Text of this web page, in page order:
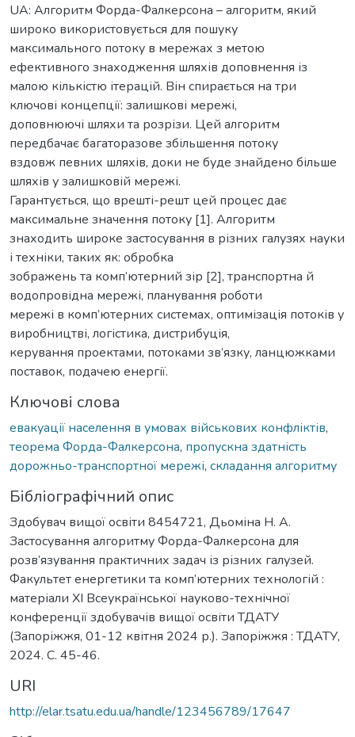
UA: Алгоритм Форда-Фалкерсона – алгоритм, який
широко використовується для пошуку
максимального потоку в мережах з метою
ефективного знаходження шляхів доповнення із
малою кількістю ітерацій. Він спирається на три
ключові концепції: залишкові мережі,
доповнюючі шляхи та розрізи. Цей алгоритм
передбачає багаторазове збільшення потоку
вздовж певних шляхів, доки не буде знайдено більше
шляхів у залишковій мережі.
Гарантується, що врешті-решт цей процес дає
максимальне значення потоку [1]. Алгоритм
знаходить широке застосування в різних галузях науки
і техніки, таких як: обробка
зображень та комп’ютерний зір [2], транспортна й
водопровідна мережі, планування роботи
мережі в комп’ютерних системах, оптимізація потоків у
виробництві, логістика, дистрибуція,
керування проектами, потоками зв’язку, ланцюжками
поставок, подачею енергії.
Ключові слова
евакуації населення в умовах військових конфліктів,
теорема Форда-Фалкерсона, пропускна здатність
дорожньо-транспортної мережі, складання алгоритму
Бібліографічний опис
Здобувач вищої освіти 8454721, Дьоміна Н. А.
Застосування алгоритму Форда-Фалкерсона для
розв’язування практичних задач із різних галузей.
Факультет енергетики та комп’ютерних технологій :
матеріали ХІ Всеукраїнської науково-технічної
конференції здобувачів вищої освіти ТДАТУ
(Запоріжжя, 01-12 квітня 2024 р.). Запоріжжя : ТДАТУ,
2024. С. 45-46.
URI
http://elar.tsatu.edu.ua/handle/123456789/17647